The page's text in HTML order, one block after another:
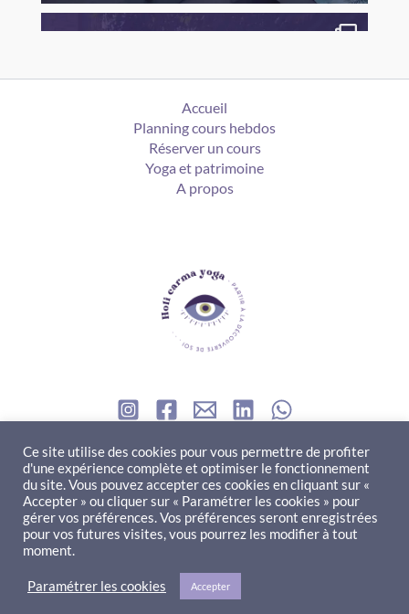
Accueil
Planning cours hebdos
Réserver un cours
Yoga et patrimoine
A propos
Contact
question à me poser ? Besoin d'un renseignement ? Envie
de collaborer ?
Contactez-moi
Ce site utilise des cookies pour vous permettre de profiter
d'une expérience complète et optimiser le fonctionnement
du site. Vous pouvez accepter ces cookies en cliquant sur «
Accepter » ou cliquer sur « Paramétrer les cookies » pour
gérer vos préférences. Vos préférences seront enregistrées
pour vos futures visites, vous pourrez les modifier à tout
moment.
Paramétrer les cookies Accepter